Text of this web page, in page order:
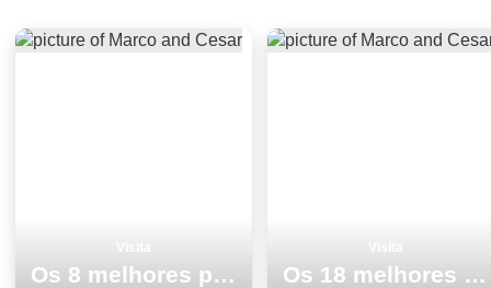
Os 8 melhores pontos turisticos para visitar em BraganÃ§a Os 18 melhores pontos turisticos e passeios em Ãvora